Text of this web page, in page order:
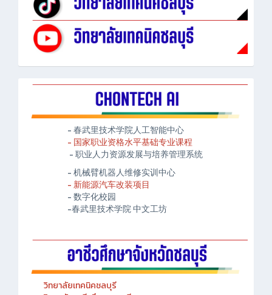
- 春武里技术学院人工智能中心
- 国家职业资格水平基础专业课程
- 职业人力资源发展与培养管理系统
- 机械臂机器人维修实训中心
- 新能源汽车改装项目
- 数字化校园